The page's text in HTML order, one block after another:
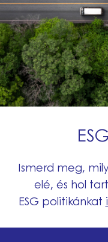
Ismerd meg,
elé, és hol
ESG politikánkat